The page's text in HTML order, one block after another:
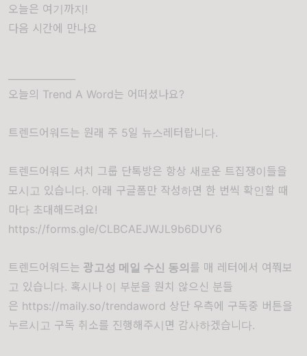
오늘은 여기까지!
다음 시간에 만나요
오늘의 Trend A Word는 어떠셨나요?
트렌드어워드는 원래 주 5일 뉴스레터랍니다.
트렌드어워드 서치 그룹 단톡방은 항상 새로운 트집쟁이들을
모시고 있습니다. 아래 구글폼만 작성하면 한 번씩 확인할 때
마다 초대해드려요!
https://forms.gle/CLBCAEJWJL9b6DUY6
트렌드어워드는 광고성 메일 수신 동의 를 매 레터에서 여쭤보
고 있습니다. 혹시나 이 부분을 원치 않으신 분들
은 https://maily.so/trendaword 상단 우측에 구독중 버튼을
누르시고 구독 취소를 진행해주시면 감사하겠습니다.